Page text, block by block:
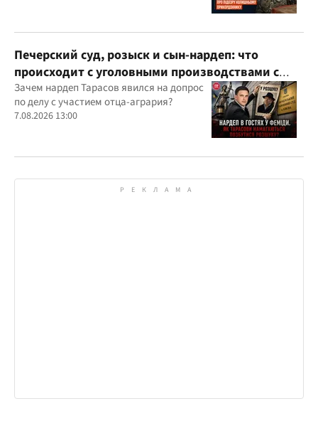
Печерский суд, розыск и сын-нардеп: что
происходит с уголовными производствами с
участием агробарона Тарасова?
Зачем нардеп Тарасов явился на допрос
по делу с участием отца-агрария?
7.08.2026 13:00